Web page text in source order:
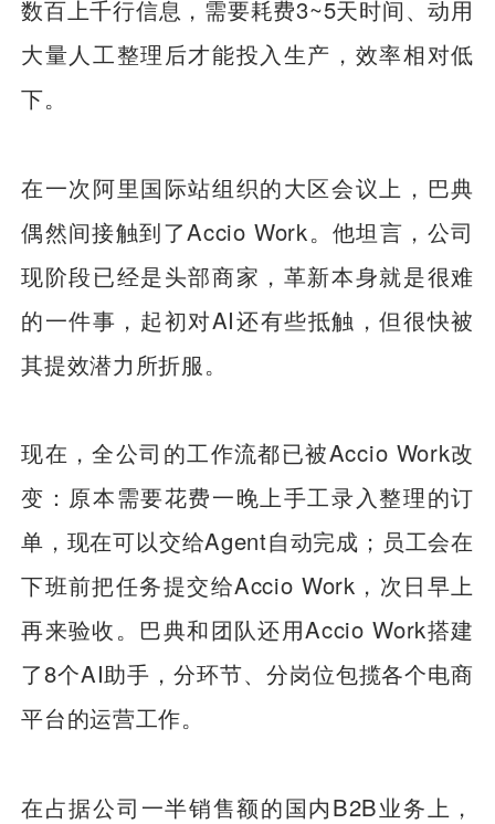
数百上千行信息，需要耗费3~5天时间、动用
大量人工整理后才能投入生产，效率相对低
下。
在一次阿里国际站组织的大区会议上，巴典
偶然间接触到了Accio Work。他坦言，公司
现阶段已经是头部商家，革新本身就是很难
的一件事，起初对AI还有些抵触，但很快被
其提效潜力所折服。
现在，全公司的工作流都已被Accio Work改
变：原本需要花费一晚上手工录入整理的订
单，现在可以交给Agent自动完成；员工会在
下班前把任务提交给Accio Work，次日早上
再来验收。巴典和团队还用Accio Work搭建
了8个AI助手，分环节、分岗位包揽各个电商
平台的运营工作。
在占据公司一半销售额的国内B2B业务上，